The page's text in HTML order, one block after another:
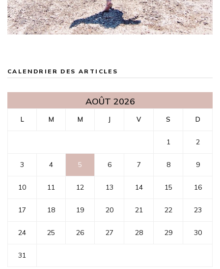
CALENDRIER DES ARTICLES
AOÛT 2026
L M M J V S D
1 2
3 4 5 6 7 8 9
10 11 12 13 14 15 16
17 18 19 20 21 22 23
24 25 26 27 28 29 30
31